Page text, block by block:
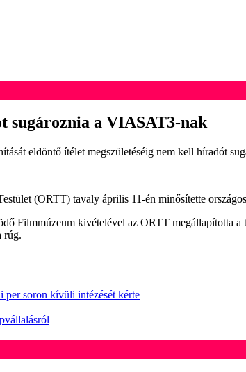
sugároznia a VIASAT3-nak
eldöntő ítélet megszületéséig nem kell híradót
(ORTT) tavaly április 11-én minősítette
Filmmúzeum kivételével az ORTT megállapította
rúg.
per soron kívüli intézését kérte